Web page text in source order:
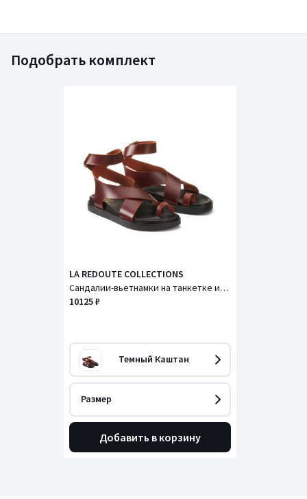
Подобрать комплект
LA REDOUTE COLLECTIONS
Сандалии-вьетнамки на танкетке из кожи с ремешком
10125 ₽
Темный Каштан
Размер
Добавить в корзину